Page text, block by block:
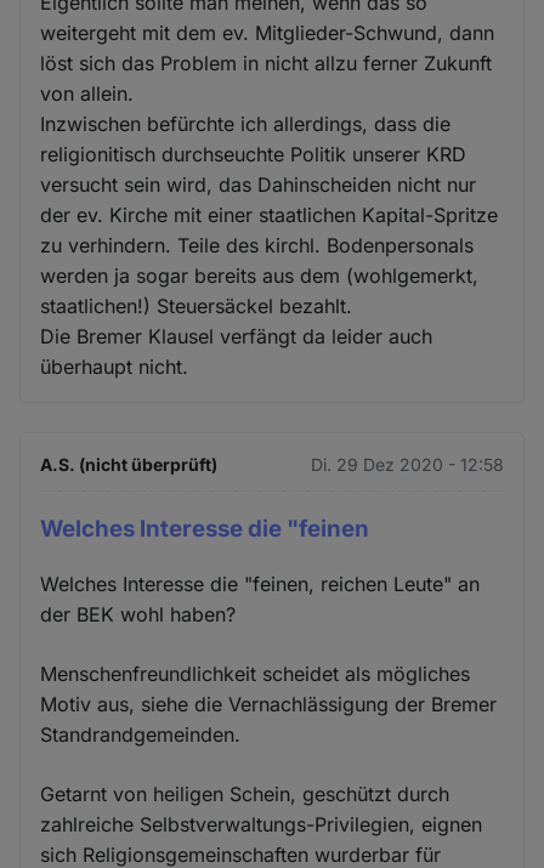
weitergeht mit dem ev. Mitglieder-Schwund, dann
löst sich das Problem in nicht allzu ferner Zukunft
von allein.
Inzwischen befürchte ich allerdings, dass die
religionitisch durchseuchte Politik unserer KRD
versucht sein wird, das Dahinscheiden nicht nur
der ev. Kirche mit einer staatlichen Kapital-Spritze
zu verhindern. Teile des kirchl. Bodenpersonals
werden ja sogar bereits aus dem (wohlgemerkt,
staatlichen!) Steuersäckel bezahlt.
Die Bremer Klausel verfängt da leider auch
überhaupt nicht.
A.S. (nicht überprüft) Di. 29 Dez 2020 - 12:58
Welches Interesse die "feinen
Welches Interesse die "feinen, reichen Leute" an
der BEK wohl haben?
Menschenfreundlichkeit scheidet als mögliches
Motiv aus, siehe die Vernachlässigung der Bremer
Standrandgemeinden.
Getarnt von heiligen Schein, geschützt durch
zahlreiche Selbstverwaltungs-Privilegien, eignen
sich Religionsgemeinschaften wurderbar für